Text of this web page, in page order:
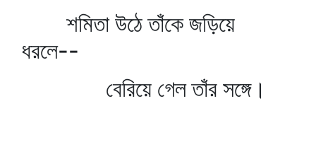
শমিতা উঠে তাঁকে জড়িয়ে
ধরলে--
বেরিয়ে গেল তাঁর সঙ্গে।